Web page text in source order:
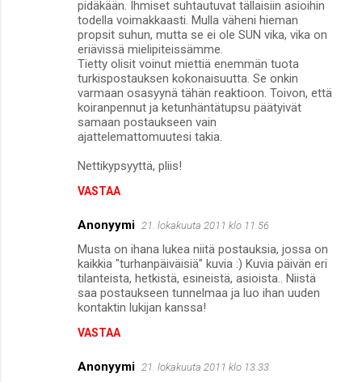
pidäkään. Ihmiset suhtautuvat tällaisiin asioihin
todella voimakkaasti. Mulla väheni hieman
propsit suhun, mutta se ei ole SUN vika, vika on
eriävissä mielipiteissämme.
Tietty olisit voinut miettiä enemmän tuota
turkispostauksen kokonaisuutta. Se onkin
varmaan osasyynä tähän reaktioon. Toivon, että
koiranpennut ja ketunhäntätupsu päätyivät
samaan postaukseen vain
ajattelemattomuutesi takia.
Nettikypsyyttä, pliis!
VASTAA
Anonyymi 21. lokakuuta 2011 klo 11.56
Musta on ihana lukea niitä postauksia, jossa on
kaikkia "turhanpäiväisiä" kuvia :) Kuvia päivän eri
tilanteista, hetkistä, esineistä, asioista.. Niistä
saa postaukseen tunnelmaa ja luo ihan uuden
kontaktin lukijan kanssa!
VASTAA
Anonyymi 21. lokakuuta 2011 klo 13.33